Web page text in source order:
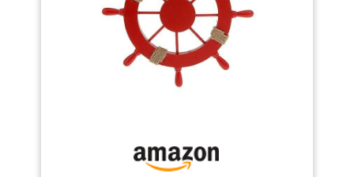
permet un usage quotidien sans effort.
pour stocker, filtrer et transporter vos pellets de
bois granulés, ce réservoir devient l'allié
indispensable des utilisateurs de poêles à granulé.
Facile à nettoyer, pratique à remplir et esthétique
dans votre salon.